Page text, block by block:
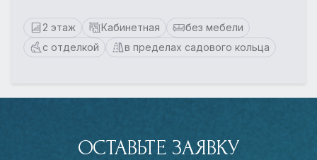
2 этаж Кабинетная
без мебели
с отделкой
в пределах садового кольца
ОСТАВЬТЕ ЗАЯВКУ